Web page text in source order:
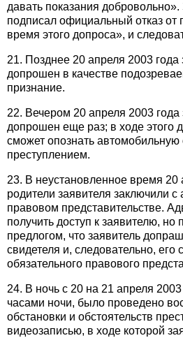
давать показания
подписал официальный отказ
время этого допроса», и
21. Позднее 20 апреля 2003 года
допрошен в качестве
признание.
22. Вечером 20 апреля 2003 года
допрошен еще раз; в ходе этого
сможет опознать автомобильную
преступлением.
23. В неустановленное время 20
родители заявителя заключили
правовом представительстве.
получить доступ к заявителю, но
предлогом, что заявитель
свидетеля и, следовательно, его
обязательного правового
24. В ночь с 20 на 21 апреля
часами ночи, было проведено
обстановки и обстоятельств
видеозаписью, в ходе которой